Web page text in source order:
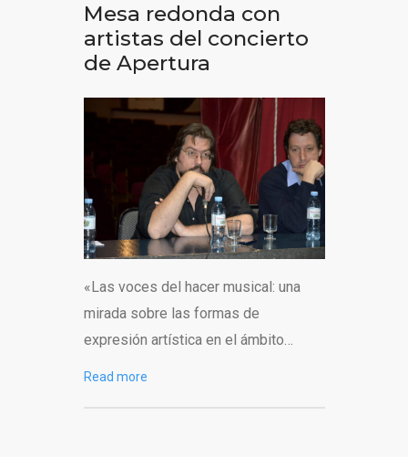
Mesa redonda con
artistas del concierto
de Apertura
«Las voces del hacer musical: una
mirada sobre las formas de
expresión artística en el ámbito…
Read more